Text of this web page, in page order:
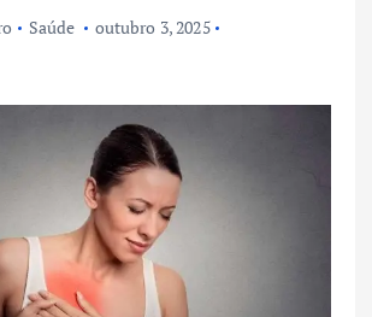
Saúde
outubro 3, 2025